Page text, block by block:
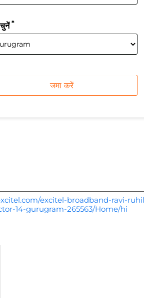
*
excitel-broadband-ravi-
14-gurugram-265563/Home/hi